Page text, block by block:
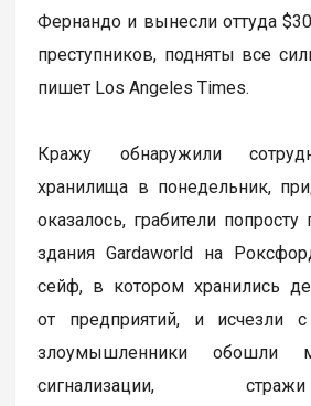
Фернандо и вынесли оттуда
преступников, подняты все
пишет Los Angeles Times.
Кражу обнаружили
хранилища в понедельник,
оказалось, грабители
здания Gardaworld на
сейф, в котором хранились
от предприятий, и исчезли
злоумышленники обошли
сигнализации,